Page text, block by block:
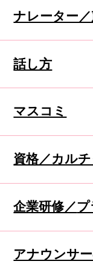
ナレーター
話し方
マスコミ
資格／カル
企業研修／
アナウンサ